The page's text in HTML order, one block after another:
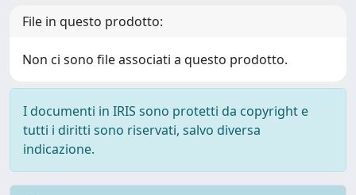
File in questo prodotto:
Non ci sono file associati a questo prodotto.
I documenti in IRIS sono protetti da copyright e
tutti i diritti sono riservati, salvo diversa
indicazione.